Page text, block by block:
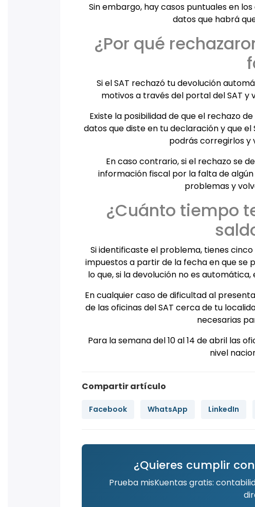
Sin embargo, hay casos puntuales en
datos que habrá
​¿Por qué
Si el SAT rechazó tu devolución
motivos a través del portal del SAT y
Existe la posibilidad de que el rechazo
datos que diste en tu declaración y que
podrás corregirlos y
En caso contrario, si el rechazo se
información fiscal por la falta de
problemas y
¿Cuánto tiempo
Si identificaste el problema, tienes
impuestos a partir de la fecha en que
lo que, si la devolución no es
En cualquier caso de dificultad al
de las oficinas del SAT cerca de tu
necesarias
Para la semana del 10 al 14 de abril las
nivel
Compartir artículo
Facebook WhatsApp LinkedIn
¿Quieres cumplir
Prueba misKuentas gratis: